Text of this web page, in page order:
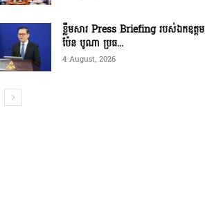
ខ្លឹមសារ Press Briefing របស់ឯកឧត្តម
ប៉ែន បូណា ប្រធ...
4 August, 2026